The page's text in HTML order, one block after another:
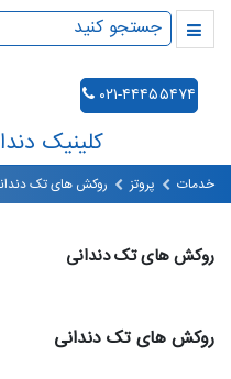
۰۲۱-۴۴۴۵۵۴۷۴
کلینیک
خدمات پروتز روکش های تک
روکش های تک دندانی
روکش های تک دندانی